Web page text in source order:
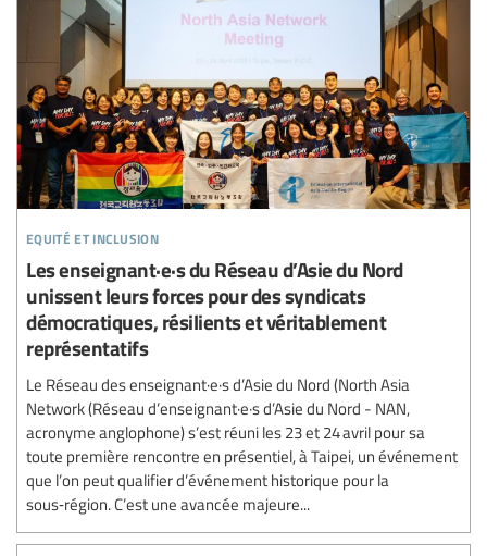
equité et inclusion
Les enseignant·e·s du Réseau d’Asie du Nord
unissent leurs forces pour des syndicats
démocratiques, résilients et véritablement
représentatifs
Le Réseau des enseignant·e·s d’Asie du Nord (North Asia
Network (Réseau d’enseignant·e·s d’Asie du Nord - NAN,
acronyme anglophone) s’est réuni les 23 et 24 avril pour sa
toute première rencontre en présentiel, à Taipei, un événement
que l’on peut qualifier d’événement historique pour la
sous‑région. C’est une avancée majeure...